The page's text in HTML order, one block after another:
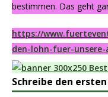
bestimmen. Das geht
https://
den-lohn-fuer-
Schreibe den